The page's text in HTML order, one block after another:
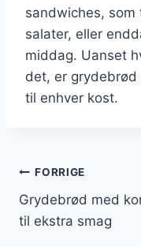
sandwiches,
salater, eller
middag. Uanset
det, er
til enhver kost.
FORRIGE
Grydebrød med
til ekstra smag